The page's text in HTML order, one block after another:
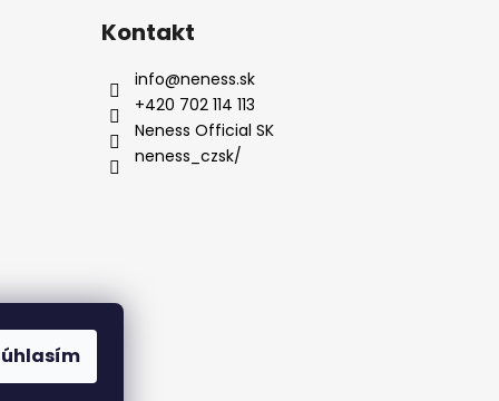
Kontakt
info@neness.sk
+420 702 114 113
Neness Official SK
neness_czsk/